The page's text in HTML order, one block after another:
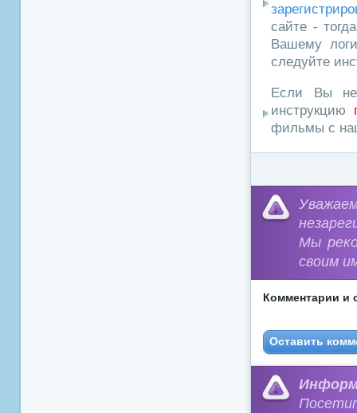
сайте -
Вашему
следуйте
Если Вы не
инструкцию
фильмы с
Мы
своим
Комментарии и
Оставить